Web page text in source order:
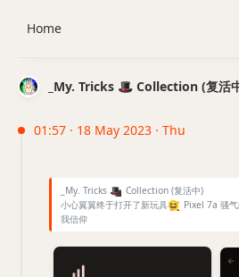
_My. Tricks 🎩 Collection (复活
01:57 · 18 May 2023 · Thu
_My. Tricks 🎩 Collection (复活中)
小心翼翼终于打开了新玩具😆 Pixel 7a 骚
我信仰
Home